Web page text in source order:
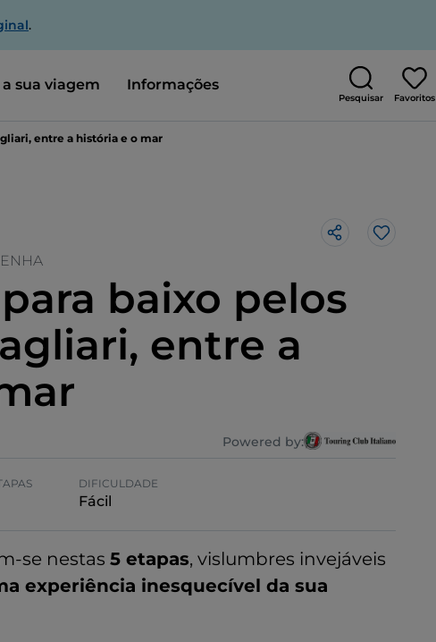
.
sua viagem Informações
Pesquisar Favoritos
entre a história e o mar
baixo pelos
entre a
Powered by:
DIFICULDADE
Fácil
se nestas 5 etapas, vislumbres invejáveis
experiência inesquecível da sua
Gosto